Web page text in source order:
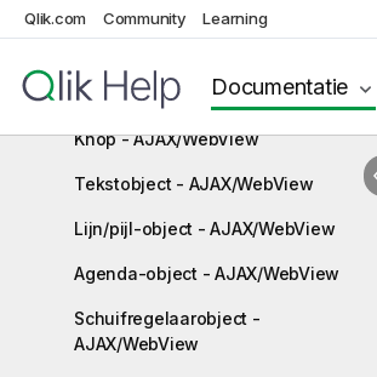
Qlik.com Community Learning
Documentatie
Invoerobject - AJAX/WebView
Huidige selecties object -
AJAX/WebView
Knop - AJAX/WebView
Tekstobject - AJAX/WebView
Lijn/pijl-object - AJAX/WebView
Agenda-object - AJAX/WebView
Schuifregelaarobject -
AJAX/WebView